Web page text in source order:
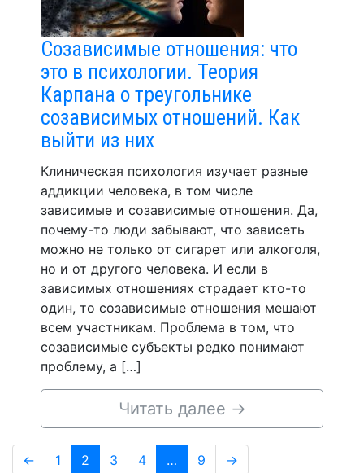
Созависимые отношения: что
это в психологии. Теория
Карпана о треугольнике
созависимых отношений. Как
выйти из них
Клиническая психология изучает разные
аддикции человека, в том числе
зависимые и созависимые отношения. Да,
почему-то люди забывают, что зависеть
можно не только от сигарет или алкоголя,
но и от другого человека. И если в
зависимых отношениях страдает кто-то
один, то созависимые отношения мешают
всем участникам. Проблема в том, что
созависимые субъекты редко понимают
проблему, а […]
Читать далее →
Навигация
← Page
1 Page
2 Page
3 Page
4 … Page
9 →